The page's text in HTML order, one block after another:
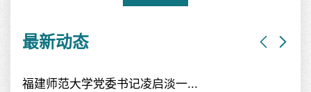
最新动态
福建师范大学党委书记凌启淡一...